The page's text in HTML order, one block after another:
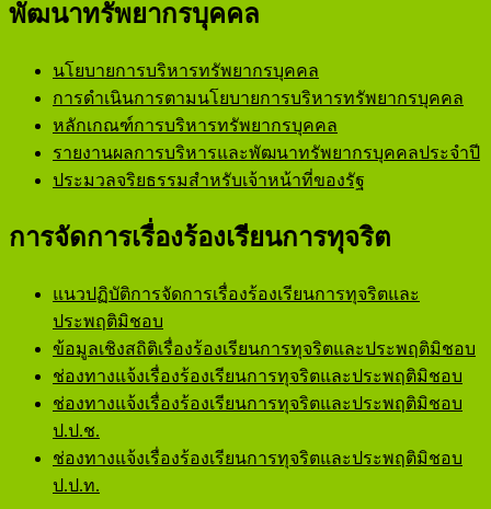
พัฒนาทรัพยากรบุคคล
นโยบายการบริหารทรัพยากรบุคคล
การดำเนินการตามนโยบายการบริหารทรัพยากรบุคคล
หลักเกณฑ์การบริหารทรัพยากรบุคคล
รายงานผลการบริหารและพัฒนาทรัพยากรบุคคลประจำปี
ประมวลจริยธรรมสำหรับเจ้าหน้าที่ของรัฐ
การจัดการเรื่องร้องเรียนการทุจริต
แนวปฏิบัติการจัดการเรื่องร้องเรียนการทุจริตและ
ประพฤติมิชอบ
ข้อมูลเชิงสถิติเรื่องร้องเรียนการทุจริตและประพฤติมิชอบ
ช่องทางแจ้งเรื่องร้องเรียนการทุจริตและประพฤติมิชอบ
ช่องทางแจ้งเรื่องร้องเรียนการทุจริตและประพฤติมิชอบ
ป.ป.ช.
ช่องทางแจ้งเรื่องร้องเรียนการทุจริตและประพฤติมิชอบ
ป.ป.ท.